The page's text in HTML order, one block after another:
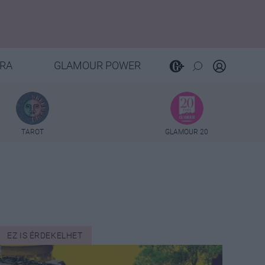
GLAMOUR POWER
TAROT GLAMOUR 20
EZ IS ÉRDEKELHET